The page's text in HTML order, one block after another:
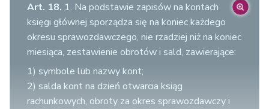
dokonanych na kontach ksiąg pomocniczych w
jednostkach naturalnych i ustalić ich wartość.
Art. 18. 1. Na podstawie zapisów na kontach
księgi głównej sporządza się na koniec każdego
okresu sprawozdawczego, nie rzadziej niż na koniec
miesiąca, zestawienie obrotów i sald, zawierające:
1) symbole lub nazwy kont;
2) salda kont na dzień otwarcia ksiąg
rachunkowych, obroty za okres sprawozdawczy i